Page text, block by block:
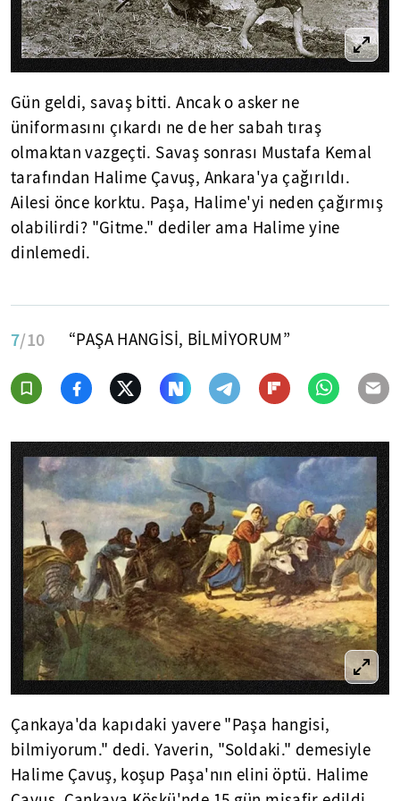
Gün geldi, savaş bitti. Ancak o asker ne
üniformasını çıkardı ne de her sabah tıraş
olmaktan vazgeçti. Savaş sonrası Mustafa Kemal
tarafından Halime Çavuş, Ankara'ya çağırıldı.
Ailesi önce korktu. Paşa, Halime'yi neden çağırmış
olabilirdi? "Gitme." dediler ama Halime yine
dinlemedi.
7/10 “PAŞA HANGİSİ, BİLMİYORUM”
Çankaya'da kapıdaki yavere "Paşa hangisi,
bilmiyorum." dedi. Yaverin, "Soldaki." demesiyle
Halime Çavuş, koşup Paşa'nın elini öptü. Halime